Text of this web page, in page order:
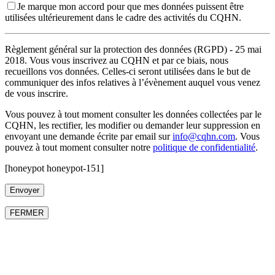
Je marque mon accord pour que mes données puissent être
utilisées ultérieurement dans le cadre des activités du CQHN.
Règlement général sur la protection des données (RGPD) - 25 mai
2018. Vous vous inscrivez au CQHN et par ce biais, nous
recueillons vos données. Celles-ci seront utilisées dans le but de
communiquer des infos relatives à l’évènement auquel vous venez
de vous inscrire.
Vous pouvez à tout moment consulter les données collectées par le
CQHN, les rectifier, les modifier ou demander leur suppression en
envoyant une demande écrite par email surinfo@cqhn.com. Vous
pouvez à tout moment consulter notre politique de confidentialité.
[honeypot honeypot-151]
FERMER